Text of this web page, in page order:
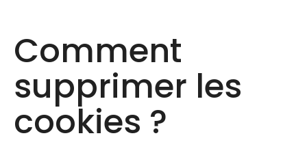
Comment
supprimer les
cookies ?